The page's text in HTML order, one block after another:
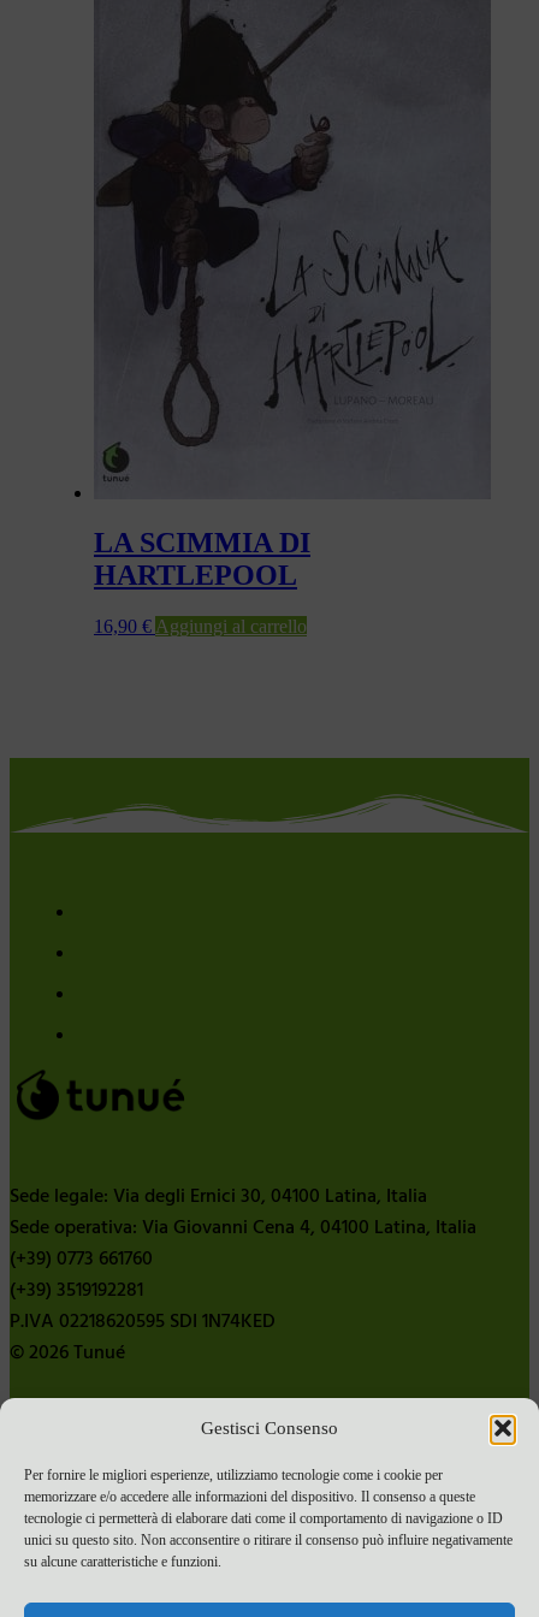
Gestisci Consenso
Per fornire le migliori esperienze, utilizziamo tecnologie come i cookie per
memorizzare e/o accedere alle informazioni del dispositivo. Il consenso a queste
tecnologie ci permetterà di elaborare dati come il comportamento di navigazione o ID
unici su questo sito. Non acconsentire o ritirare il consenso può influire negativamente
su alcune caratteristiche e funzioni.
LA SCIMMIA DI
HARTLEPOOL
16,90 € Aggiungi al carrello
Sede legale: Via degli Ernici 30, 04100 Latina, Italia
Sede operativa: Via Giovanni Cena 4, 04100 Latina, Italia
(+39) 0773 661760
(+39) 3519192281
P.IVA 02218620595 SDI 1N74KED
© 2026 Tunué
Contatti
Pubblica con noi
Termini e condizioni e-commerce
Spese di spedizione
Privacy Policy